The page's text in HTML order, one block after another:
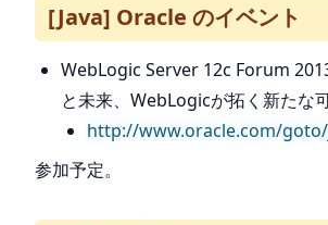
[Java] Oracle のイベント
WebLogic Server 12c Forum
と未来、WebLogicが拓く新たな
http://www.oracle.com/goto/
参加予定。